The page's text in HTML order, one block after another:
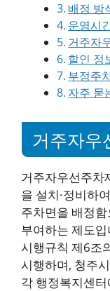
배정 방
운영시
거주자
할인 정
부정주
자주 묻
거주자우
거주자우선주차
을 설치·정비하
주차면을 배정
부여하는 제도
시행규칙 제6조
시행하며, 청주
각 행정복지센